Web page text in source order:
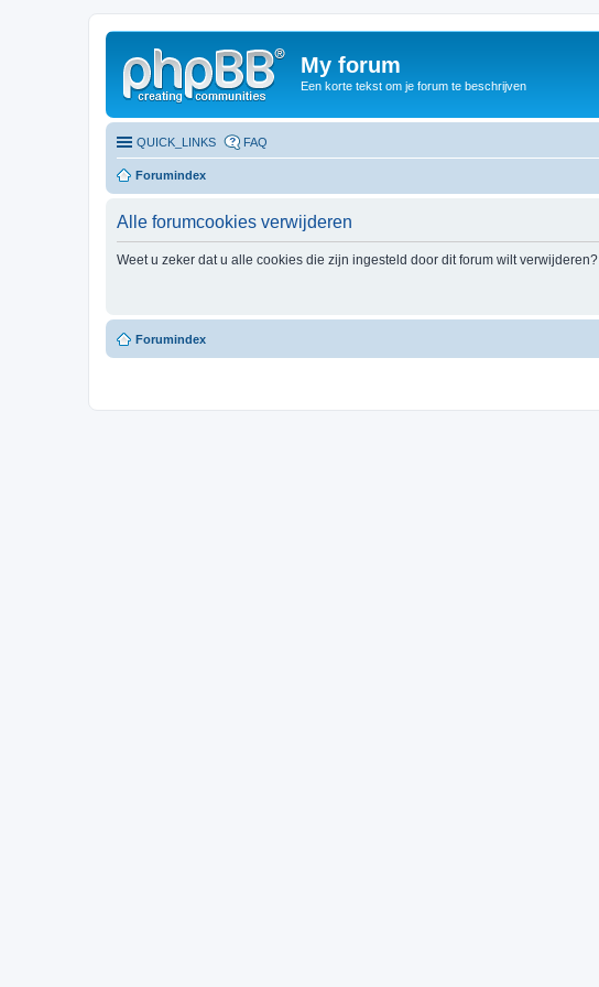
My forum
Een korte tekst om je forum te beschrijven
QUICK_LINKS FAQ
Forumindex
Alle forumcookies verwijderen
Weet u zeker dat u alle cookies die zijn ingesteld door dit forum wilt verwijderen?
Forumindex